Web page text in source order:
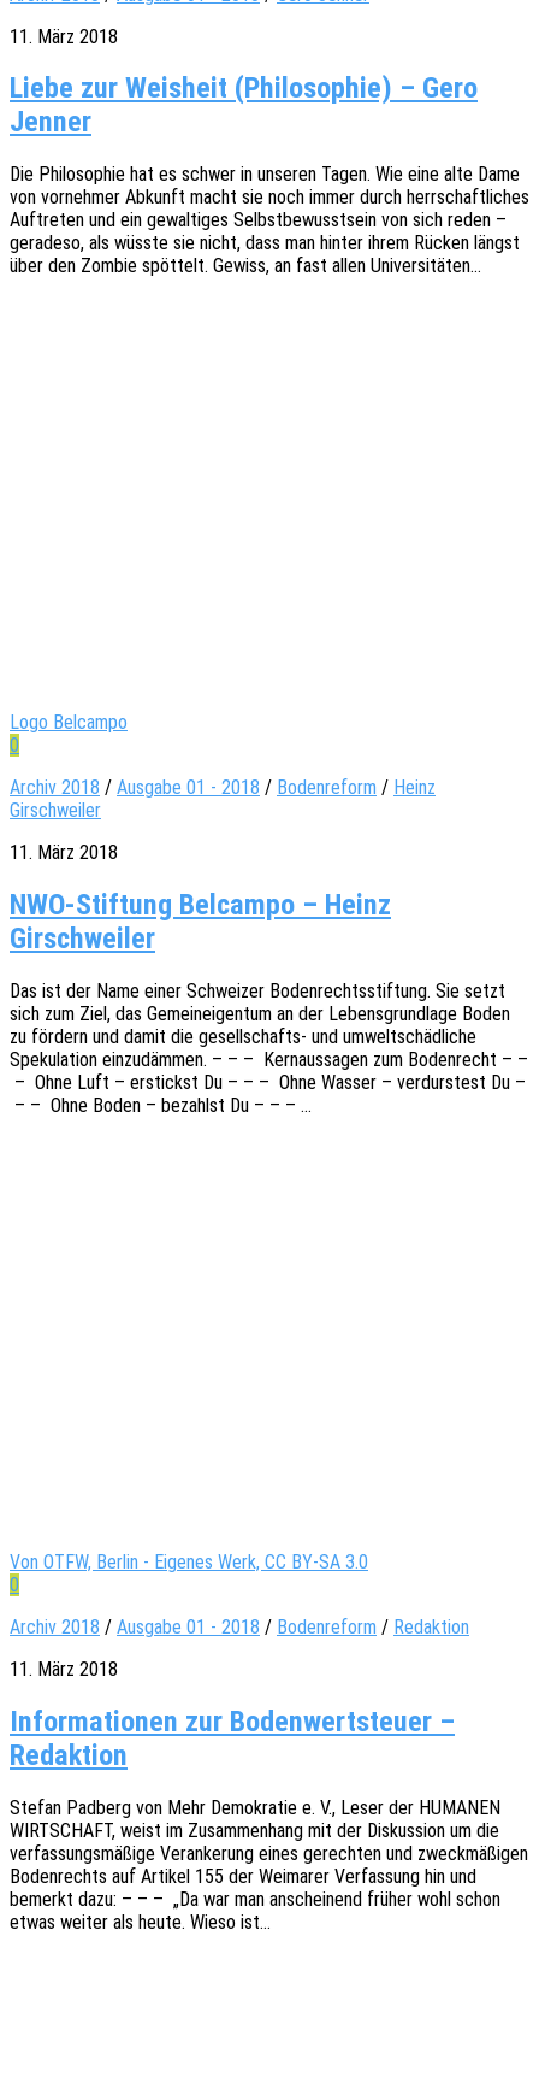
11. März 2018
Liebe zur Weisheit (Philosophie) – Gero
Jenner
Die Philo­so­phie hat es schwer in unse­ren Tagen. Wie eine alte Dame
von vorneh­mer Abkunft macht sie noch immer durch herr­schaft­li­ches
Auftre­ten und ein gewal­ti­ges Selbst­be­wusst­sein von sich reden –
gera­de­so, als wüsste sie nicht, dass man hinter ihrem Rücken längst
über den Zombie spöt­telt. Gewiss, an fast allen Universitäten…
Logo Belcampo
0
Archiv 2018 / Ausgabe 01 - 2018 / Bodenreform / Heinz
Girschweiler
11. März 2018
NWO-Stiftung Belcampo – Heinz
Girschweiler
Das ist der Name einer Schwei­zer Boden­rechts­stif­tung. Sie setzt
sich zum Ziel, das Gemein­ei­gen­tum an der Lebens­grund­la­ge Boden
zu fördern und damit die gesel­l­­schafts- und umwelt­schäd­li­che
Speku­la­ti­on einzu­däm­men. – – – Kern­aus­sa­gen zum Boden­recht – –
– Ohne Luft – erstickst Du – – – Ohne Wasser – verdurs­test Du –
– – Ohne Boden – bezahlst Du – – – …
Von OTFW, Berlin - Eigenes Werk, CC BY-SA 3.0
0
Archiv 2018 / Ausgabe 01 - 2018 / Bodenreform / Redaktion
11. März 2018
Informationen zur Bodenwertsteuer –
Redaktion
Stefan Padberg von Mehr Demo­kra­tie e. V., Leser der HUMANEN
WIRTSCHAFT, weist im Zusam­men­hang mit der Diskus­si­on um die
verfas­sungs­mä­ßi­ge Veran­ke­rung eines gerech­ten und zweck­mä­ßi­gen
Boden­rechts auf Arti­kel 155 der Weima­rer Verfas­sung hin und
bemerkt dazu: – – – „Da war man anschei­nend früher wohl schon
etwas weiter als heute. Wieso ist…